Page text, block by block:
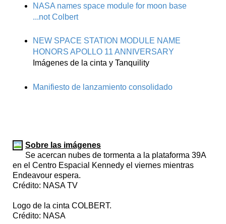
NASA names space module for moon base
...not Colbert
NEW SPACE STATION MODULE NAME
HONORS APOLLO 11 ANNIVERSARY
Imágenes de la cinta y Tanquility
Manifiesto de lanzamiento consolidado
Sobre las imágenes
Se acercan nubes de tormenta a la plataforma 39A
en el Centro Espacial Kennedy el viernes mientras
Endeavour espera.
Crédito: NASA TV
Logo de la cinta COLBERT.
Crédito: NASA